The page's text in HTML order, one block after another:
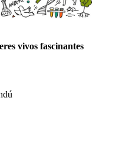
vivos fascinantes